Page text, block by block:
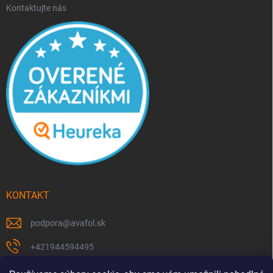
Kontaktujte nás
KONTAKT
podpora@avafol.sk
+421944594495
https://www.facebook.com/p/avafolsk-100091961793102/